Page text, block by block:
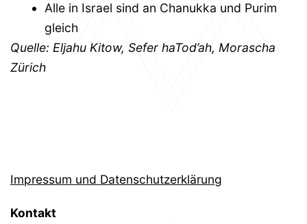
Alle in Israel sind an Chanukka und Purim
gleich
Quelle: Eljahu Kitow, Sefer haTod’ah, Morascha
Zürich
Impressum und Datenschutzerklärung
Kontakt